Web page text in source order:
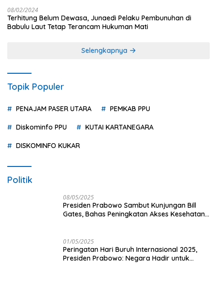
08/02/2024
Terhitung Belum Dewasa, Junaedi Pelaku Pembunuhan di
Babulu Laut Tetap Terancam Hukuman Mati
Selengkapnya
Topik Populer
PENAJAM PASER UTARA PEMKAB PPU
Diskominfo PPU KUTAI KARTANEGARA
DISKOMINFO KUKAR
Politik
08/05/2025
Presiden Prabowo Sambut Kunjungan Bill
Gates, Bahas Peningkatan Akses Kesehatan
01/05/2025
Peringatan Hari Buruh Internasional 2025,
Presiden Prabowo: Negara Hadir untuk